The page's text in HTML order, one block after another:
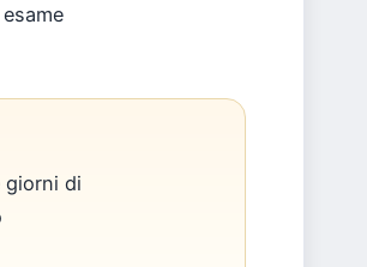
giorni di